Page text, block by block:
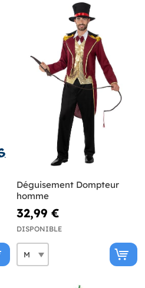
Déguisement Dompteur
homme
32,99 €
DISPONIBLE